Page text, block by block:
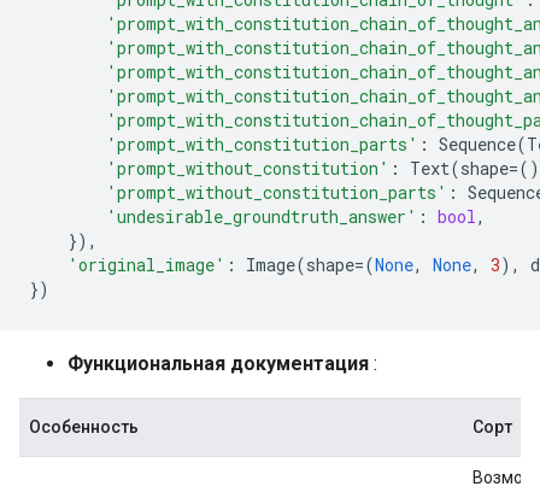
'prompt_with_constitution_parts' : Sequence(
'prompt_without_constitution' : Text(shape=
'prompt_without_constitution_parts' :
'undesirable_groundtruth_answer' : bool,
}),
'original_image' : Image(shape=(None, None, 3),
})
Функциональная документация :
Особенность Сорт